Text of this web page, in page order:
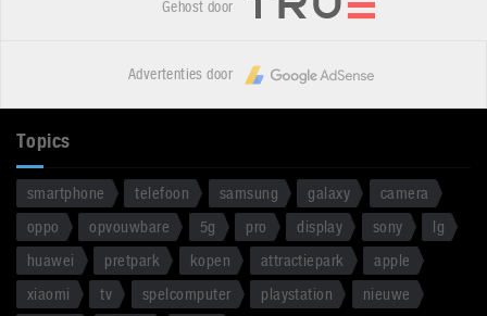
Gehost door
Advertenties door
Topics
smartphone telefoon samsung galaxy
camera
oppo
opvouwbare 5g pro display sony
lg
huawei
pretpark kopen attractiepark
apple
xiaomi
tv spelcomputer playstation
nieuwe